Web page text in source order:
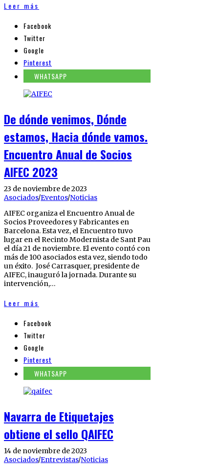
Leer más
Facebook
Twitter
Google
Pinterest
WHATSAPP
De dónde venimos, Dónde
estamos, Hacia dónde vamos.
Encuentro Anual de Socios
AIFEC 2023
23 de noviembre de 2023
Asociados/Eventos/Noticias
AIFEC organiza el Encuentro Anual de
Socios Proveedores y Fabricantes en
Barcelona. Esta vez, el Encuentro tuvo
lugar en el Recinto Modernista de Sant Pau
el día 21 de noviembre. El evento contó con
más de 100 asociados esta vez, siendo todo
un éxito. José Carrasquer, presidente de
AIFEC, inauguró la jornada. Durante su
intervención,…
Leer más
Facebook
Twitter
Google
Pinterest
WHATSAPP
Navarra de Etiquetajes
obtiene el sello QAIFEC
14 de noviembre de 2023
Asociados/Entrevistas/Noticias